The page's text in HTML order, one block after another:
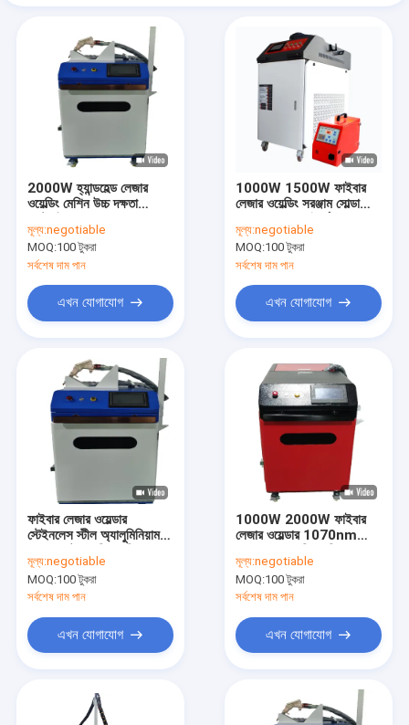
2000W হ্যান্ডহেল্ড লেজার
ওয়েল্ডিং মেশিন উচ্চ দক্ষতা
মূল্য:negotiable
MOQ:100 টুকরা
সর্বশেষ দাম পান
এখন যোগাযোগ
1000W 1500W ফাইবার
লেজার ওয়েল্ডিং সরঞ্জাম সোল্ডারিং
মূল্য:negotiable
MOQ:100 টুকরা
সর্বশেষ দাম পান
এখন যোগাযোগ
ফাইবার লেজার ওয়েল্ডার
স্টেইনলেস স্টীল অ্যালুমিনিয়াম
100Hz 220V
মূল্য:negotiable
MOQ:100 টুকরা
সর্বশেষ দাম পান
এখন যোগাযোগ
1000W 2000W ফাইবার
লেজার ওয়েল্ডার 1070nm
মূল্য:negotiable
MOQ:100 টুকরা
সর্বশেষ দাম পান
এখন যোগাযোগ